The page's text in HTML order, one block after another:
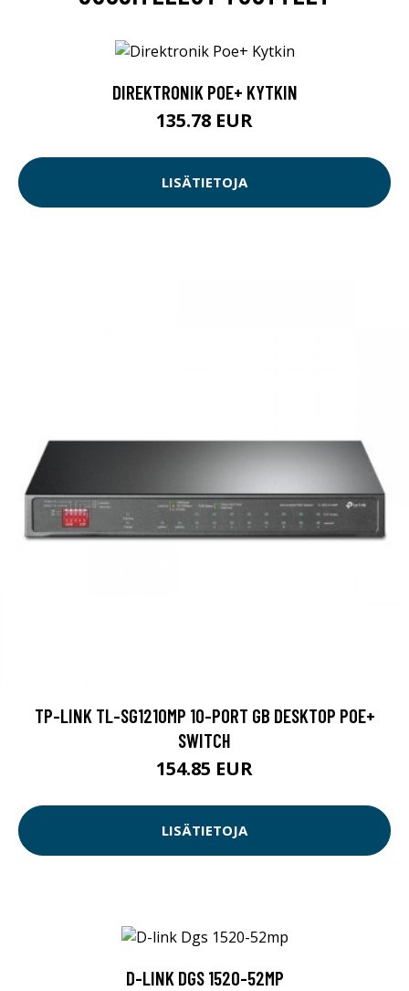
DIREKTRONIK POE+ KYTKIN
135.78 EUR
LISÄTIETOJA
TP-LINK TL-SG1210MP 10-PORT GB DESKTOP POE+
SWITCH
154.85 EUR
LISÄTIETOJA
D-LINK DGS 1520-52MP